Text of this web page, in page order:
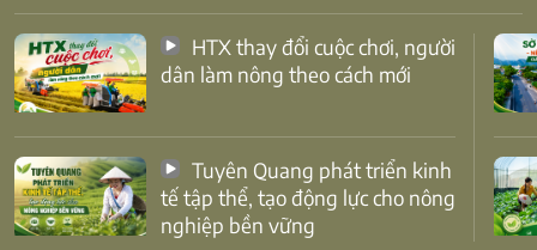
dân làm nông theo cách mới
tế tập thể, tạo động lực cho nông
nghiệp bền vững